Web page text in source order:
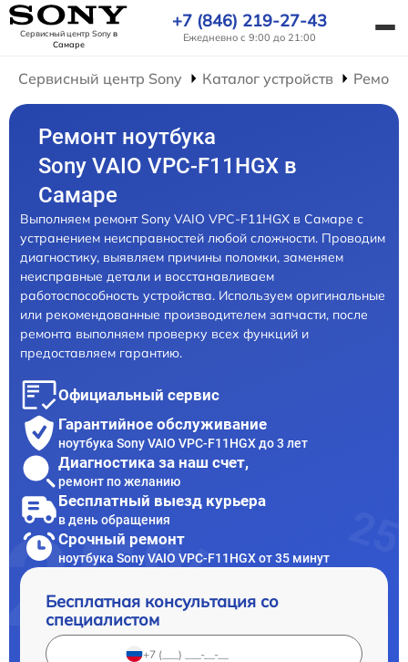
Сервисный центр Sonyв
Самаре
+7 (846) 219-27-43
Ежедневно с 9:00 до 21:00
Сервисный центр Sony Каталог устройств
Ремонт ноутбука
Sony VAIO VPC-F11HGX в
Самаре
Выполняем ремонт Sony VAIO VPC-F11HGX в Самаре с
устранением неисправностей любой сложности. Проводим
диагностику, выявляем причины поломки, заменяем
неисправные детали и восстанавливаем
работоспособность устройства. Используем оригинальные
или рекомендованные производителем запчасти, после
ремонта выполняем проверку всех функций и
предоставляем гарантию.
Официальный сервис
Гарантийное обслуживание
ноутбука Sony VAIO VPC-F11HGX до 3 лет
Диагностика за наш счет,
ремонт по желанию
Бесплатный выезд курьера
в день обращения
Срочный ремонт
ноутбука Sony VAIO VPC-F11HGX от 35 минут
Бесплатная консультация со
специалистом